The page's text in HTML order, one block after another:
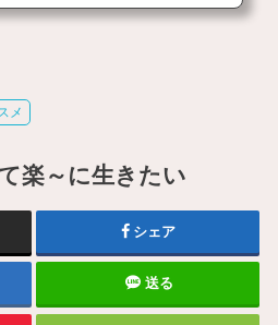
メ
楽～に生きたい
シェア
送る